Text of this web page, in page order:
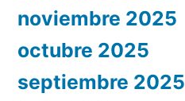
noviembre 2025
octubre 2025
septiembre 2025